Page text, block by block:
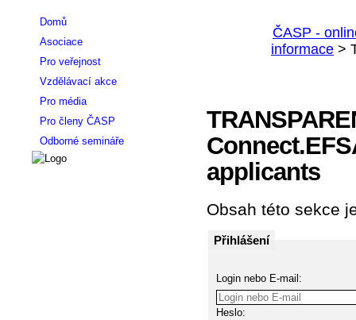
applicants
Obsah této sekce
Přihlášení
Login nebo E-mail:
Heslo:
Domů
Asociace
Pro veřejnost
Vzdělávací akce
Pro média
Pro členy ČASP
Odborné semináře